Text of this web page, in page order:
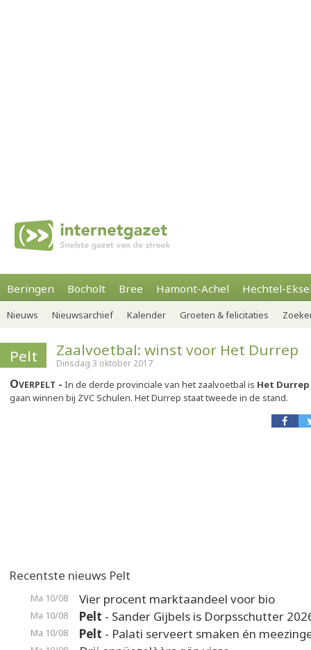
Beringen Bocholt Bree Hamont-Achel Hechtel-
Nieuws Nieuwsarchief Kalender Groeten & felicitaties
Pelt Zaalvoetbal: winst voor Het Durrep
Dinsdag 3 oktober 2017
Overpelt In de derde provinciale van het zaalvoetbal is Het
gaan winnen bij ZVC Schulen. Het Durrep staat tweede in de stand.
Recentste nieuws Pelt
Ma 10/08 Vier procent marktaandeel voor bio
Ma 10/08 Pelt - Sander Gijbels is Dorpsschutter
Ma 10/08 Pelt - Palati serveert smaken én